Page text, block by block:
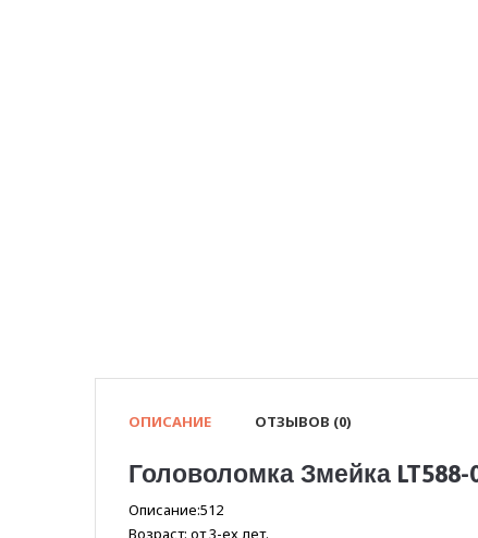
ОПИСАНИЕ ОТЗЫВОВ (0)
Головоломка Змейка LT588-
Описание:512
Возраст: от 3-ех лет.